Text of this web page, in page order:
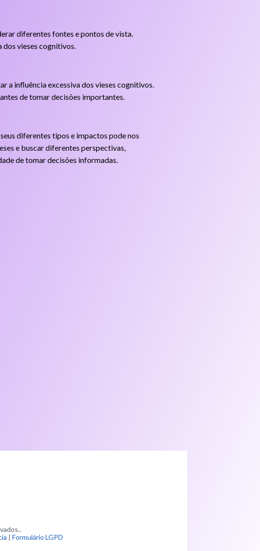
diferentes fontes e pontos de vista.
vieses cognitivos.
a influência excessiva dos vieses cognitivos.
de tomar decisões importantes.
diferentes tipos e impactos pode nos
e buscar diferentes perspectivas,
de tomar decisões informadas.
| Formulário LGPD